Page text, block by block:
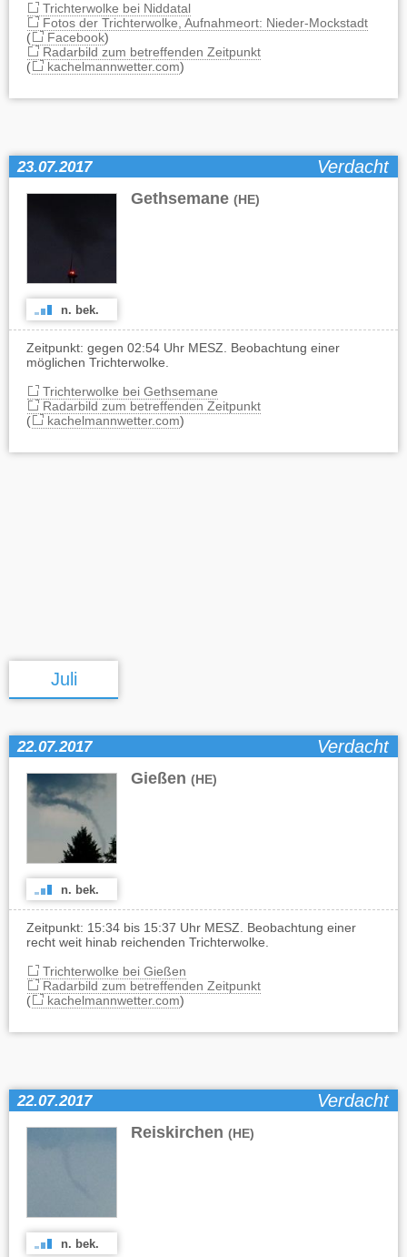
Trichterwolke bei Niddatal
Fotos der Trichterwolke, Aufnahmeort: Nieder-Mockstadt
(
Facebook)
Radarbild zum betreffenden Zeitpunkt
(
kachelmannwetter.com)
23.07.2017 Verdacht
Gethsemane (HE)
n. bek.
Zeitpunkt: gegen 02:54 Uhr MESZ. Beobachtung einer
möglichen Trichterwolke.
Trichterwolke bei Gethsemane
Radarbild zum betreffenden Zeitpunkt
(
kachelmannwetter.com)
Juli
22.07.2017 Verdacht
Gießen (HE)
n. bek.
Zeitpunkt: 15:34 bis 15:37 Uhr MESZ. Beobachtung einer
recht weit hinab reichenden Trichterwolke.
Trichterwolke bei Gießen
Radarbild zum betreffenden Zeitpunkt
(
kachelmannwetter.com)
22.07.2017 Verdacht
Reiskirchen (HE)
n. bek.